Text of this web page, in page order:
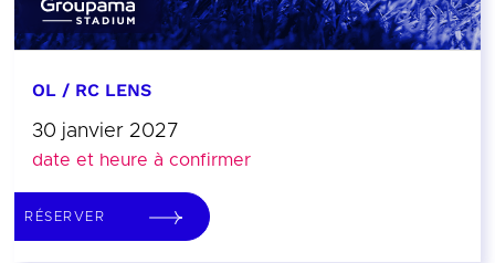
OL / RC LENS
30 janvier 2027
date et heure à confirmer
RÉSERVER